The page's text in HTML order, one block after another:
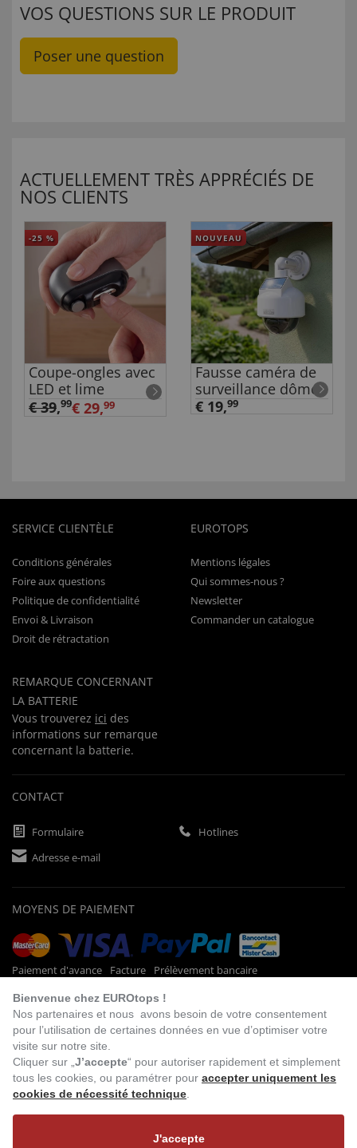
VOS QUESTIONS SUR LE PRODUIT
Poser une question
ACTUELLEMENT TRÈS APPRÉCIÉS DE
NOS CLIENTS
-25 %
Coupe-ongles avec
LED et lime
€ 39,99€ 29,99
NOUVEAU
Fausse caméra de
surveillance dôme
€ 19,99
SERVICE CLIENTÈLE
Conditions générales
Foire aux questions
Politique de confidentialité
Envoi & Livraison
Droit de rétractation
REMARQUE CONCERNANT
LA BATTERIE
Vous trouverez ici des
informations sur remarque
concernant la batterie.
EUROTOPS
Mentions légales
Qui sommes-nous ?
Newsletter
Commander un catalogue
CONTACT
Formulaire
Hotlines
Adresse e-mail
MOYENS DE PAIEMENT
Paiement d'avance Facture Prélèvement bancaire
VISITEZ NOTRE
BOUTIQUE EN LIGNE
Bienvenue chez EUROtops !
Nos partenaires et nous avons besoin de votre consentement
pour l’utilisation de certaines données en vue d’optimiser votre
visite sur notre site.
Cliquer sur „ J’accepte“ pour autoriser rapidement et simplement
tous les cookies, ou paramétrer pour accepter uniquement les
cookies de nécessité technique
J'accepte